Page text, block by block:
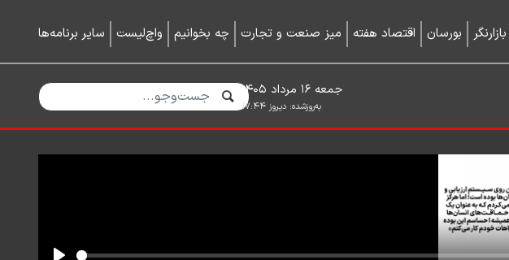
بازارنگر بورسان اقتصاد هفته میز صنعت و تجارت چه بخوانیم واچ‌لیست سایر برنامه‌ها
به‌روزشده: دیروز ۱۷:۴۴
جمعه ۱۶ مرداد ۱۴۰۵